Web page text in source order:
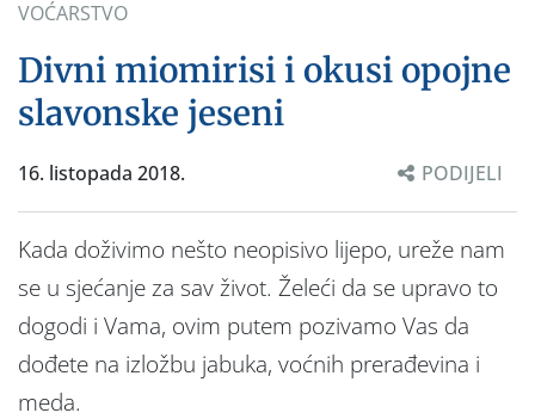
VOĆARSTVO
Divni miomirisi i okusi opojne
slavonske jeseni
16. listopada 2018. PODIJELI
Kada doživimo nešto neopisivo lijepo, ureže nam
se u sjećanje za sav život. Želeći da se upravo to
dogodi i Vama, ovim putem pozivamo Vas da
dođete na izložbu jabuka, voćnih prerađevina i
meda.